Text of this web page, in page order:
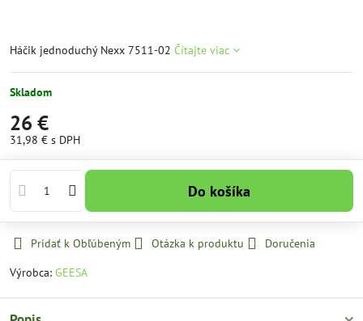
Háčik jednoduchý Nexx 7511-02 Čítajte viac
Skladom
26 €
31,98 € s DPH
Do košíka
Pridať k Obľúbeným Otázka k produktu
Doručenia
Výrobca: GEESA